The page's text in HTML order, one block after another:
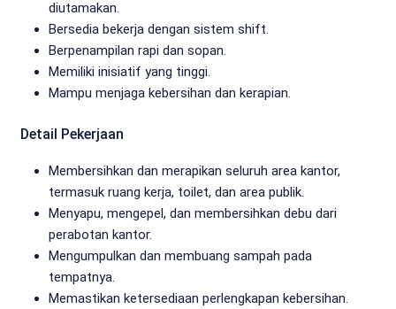
diutamakan.
Bersedia bekerja dengan sistem shift.
Berpenampilan rapi dan sopan.
Memiliki inisiatif yang tinggi.
Mampu menjaga kebersihan dan kerapian.
Detail Pekerjaan
Membersihkan dan merapikan seluruh area kantor,
termasuk ruang kerja, toilet, dan area publik.
Menyapu, mengepel, dan membersihkan debu dari
perabotan kantor.
Mengumpulkan dan membuang sampah pada
tempatnya.
Memastikan ketersediaan perlengkapan kebersihan.